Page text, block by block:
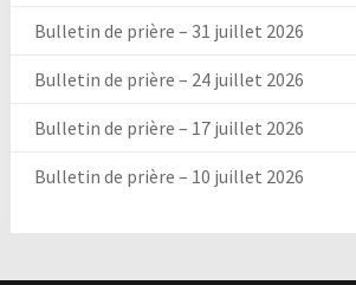
Bulletin de prière – 31 juillet 2026
Bulletin de prière – 24 juillet 2026
Bulletin de prière – 17 juillet 2026
Bulletin de prière – 10 juillet 2026